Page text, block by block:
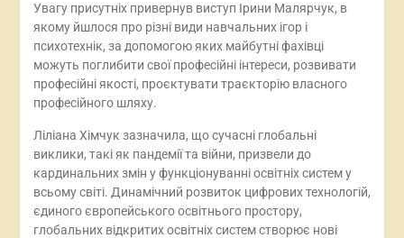
Увагу присутніх привернув виступ Ірини Малярчук, в
якому йшлося про різні види навчальних ігор і
психотехнік, за допомогою яких майбутні фахівці
можуть поглибити свої професійні інтереси, розвивати
професійні якості, проєктувати траєкторію власного
професійного шляху.
Ліліана Хімчук зазначила, що сучасні глобальні
виклики, такі як пандемії та війни, призвели до
кардинальних змін у функціонуванні освітніх систем у
всьому світі. Динамічний розвиток цифрових технологій,
єдиного європейського освітнього простору,
глобальних відкритих освітніх систем створює нові